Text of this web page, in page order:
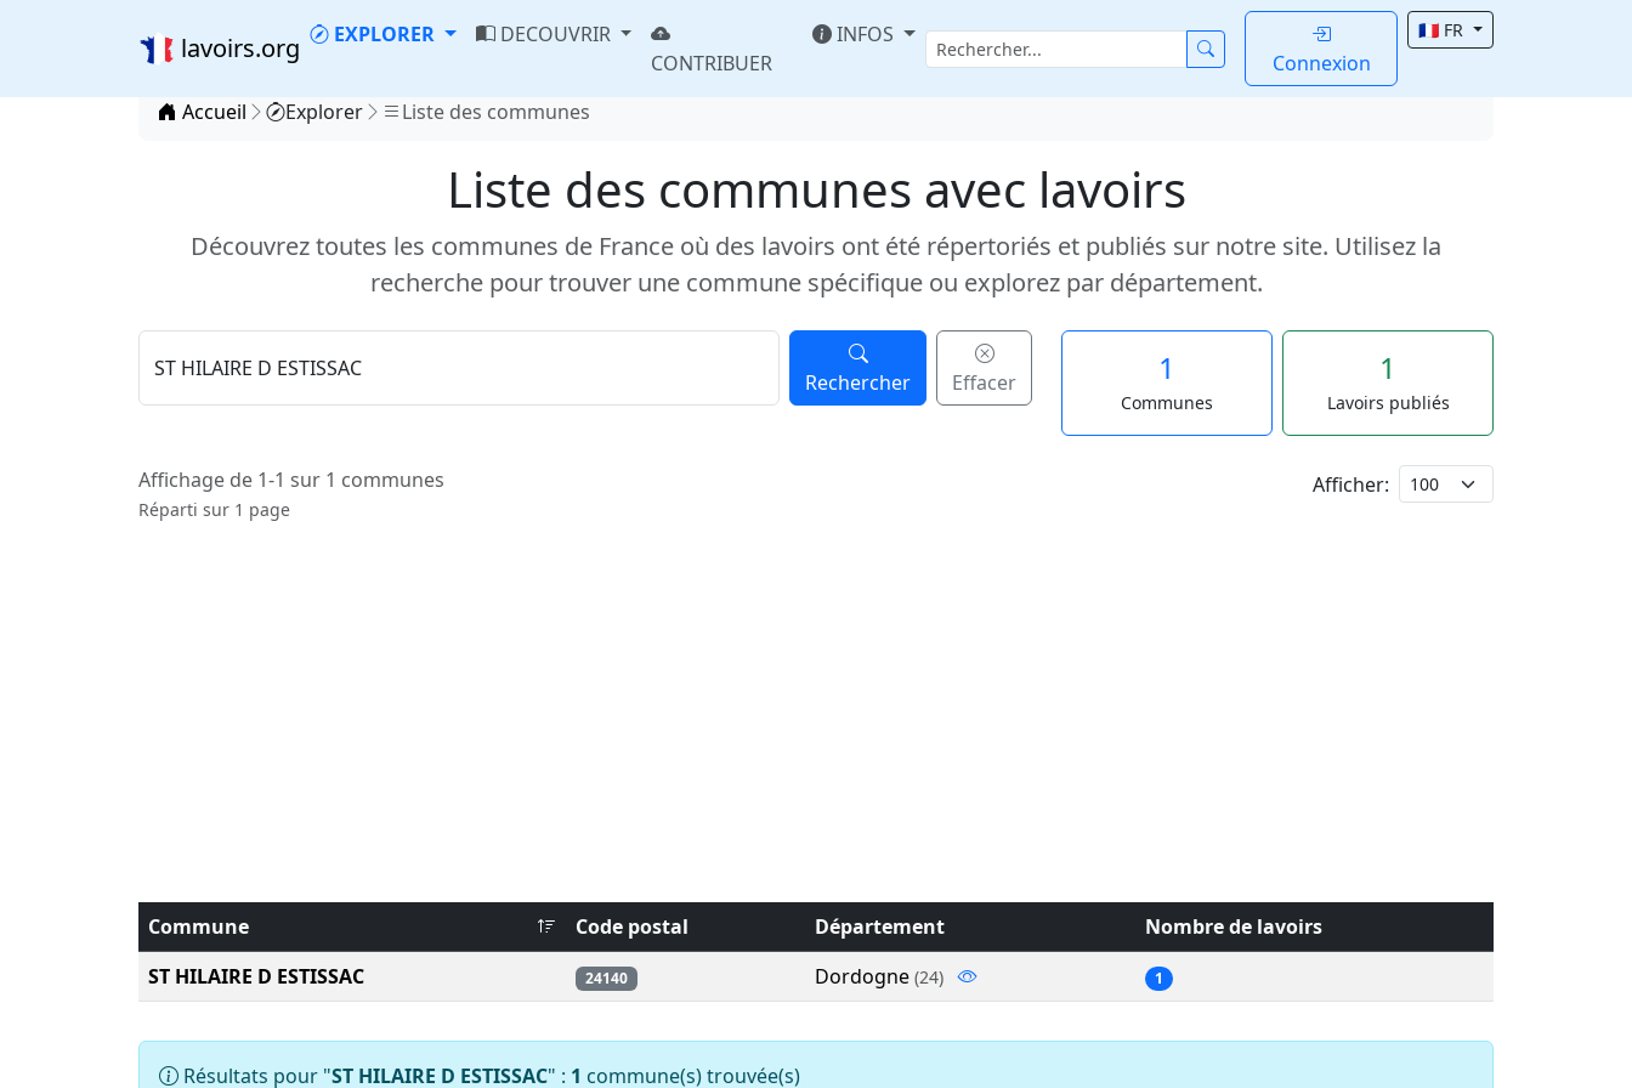
lavoirs.org EXPLORER
DECOUVRIR
CONTRIBUER
INFOS
Connexion
🇫🇷 FR
Accueil Explorer Liste des communes
Liste des communes avec lavoirs
Découvrez toutes les communes de France où des lavoirs ont été répertoriés et publiés sur notre site. Utilisez la
recherche pour trouver une commune spécifique ou explorez par département.
Rechercher Effacer 1
Communes
1
Lavoirs publiés
Affichage de 1-1 sur 1 communes
Réparti sur 1 page
Afficher:
Commune Code postal Département
Nombre de lavoirs
ST HILAIRE D ESTISSAC
24140 Dordogne (24) 1
Résultats pour "ST HILAIRE D ESTISSAC" : 1 commune(s) trouvée(s)